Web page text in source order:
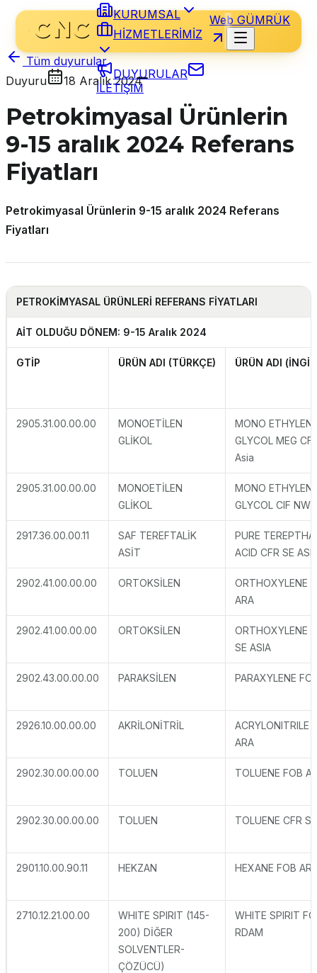
KURUMSAL
HİZMETLERİMİZ
DUYURULAR
İLETİŞİM
Web GÜMRÜK
Tüm duyurular
Duyuru
18 Aralık 2024
Petrokimyasal Ürünlerin
9-15 aralık 2024 Referans
Fiyatları
Petrokimyasal Ürünlerin 9-15 aralık 2024 Referans
Fiyatları
PETROKİMYASAL ÜRÜNLERİ REFERANS FİYATLARI
AİT OLDUĞU DÖNEM: 9-15 Aralık 2024
GTİP ÜRÜN ADI (TÜRKÇE) ÜRÜN ADI
2905.31.00.00.00
MONOETİLEN
GLİKOL
MONO
GLYCOL MEG
Asia
2905.31.00.00.00
MONOETİLEN
GLİKOL
MONO
GLYCOL CIF NWE
2917.36.00.00.11
SAF TEREFTALİK
ASİT
PURE
ACID CFR SE
2902.41.00.00.00 ORTOKSİLEN
ORTHOXYLENE
ARA
2902.41.00.00.00 ORTOKSİLEN
ORTHOXYLENE
SE ASIA
2902.43.00.00.00 PARAKSİLEN PARAXYLENE
2926.10.00.00.00 AKRİLONİTRİL
ACRYLONITRILE
ARA
2902.30.00.00.00 TOLUEN TOLUENE FOB
2902.30.00.00.00 TOLUEN TOLUENE CFR
2901.10.00.90.11 HEKZAN HEXANE FOB
2710.12.21.00.00
WHITE SPIRIT (145-
200) DİĞER
SOLVENTLER-
ÇÖZÜCÜ)
WHITE SPIRIT
RDAM